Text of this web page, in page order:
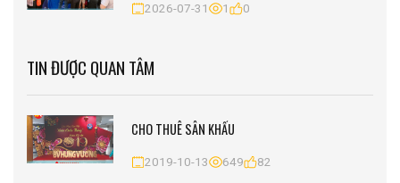
2026-07-31 1 0
TIN ĐƯỢC QUAN TÂM
CHO THUÊ SÂN KHẤU
2019-10-13 649 82